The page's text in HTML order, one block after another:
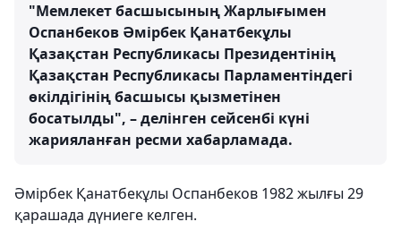
"Мемлекет басшысының Жарлығымен
Оспанбеков Әмірбек Қанатбекұлы
Қазақстан Республикасы Президентінің
Қазақстан Республикасы Парламентіндегі
өкілдігінің басшысы қызметінен
босатылды", – делінген сейсенбі күні
жарияланған ресми хабарламада.
Әмірбек Қанатбекұлы Оспанбеков 1982 жылғы 29
қарашада дүниеге келген.